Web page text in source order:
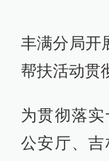
丰满分局开
帮扶活动贯
为贯彻落
公安厅、